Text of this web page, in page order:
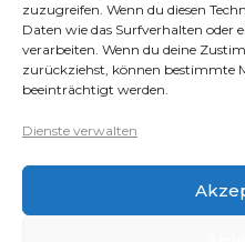
zuzugreifen. Wenn du diesen
Daten wie das Surfverhalten oder
verarbeiten. Wenn du deine
zurückziehst, können bestimmte
beeinträchtigt werden.
Dienste verwalten
selektiert und weiter
waren anfangs extrem